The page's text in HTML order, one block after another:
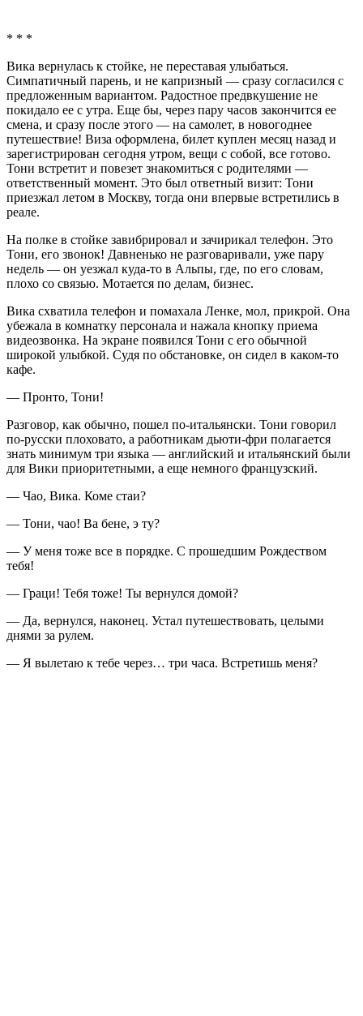
* * *
Вика вернулась к стойке, не переставая улыбаться.
Симпатичный парень, и не капризный — сразу согласился с
предложенным вариантом. Радостное предвкушение не
покидало ее с утра. Еще бы, через пару часов закончится ее
смена, и сразу после этого — на самолет, в новогоднее
путешествие! Виза оформлена, билет куплен месяц назад и
зарегистрирован сегодня утром, вещи с собой, все готово.
Тони встретит и повезет знакомиться с родителями —
ответственный момент. Это был ответный визит: Тони
приезжал летом в Москву, тогда они впервые встретились в
реале.
На полке в стойке завибрировал и зачирикал телефон. Это
Тони, его звонок! Давненько не разговаривали, уже пару
недель — он уезжал куда-то в Альпы, где, по его словам,
плохо со связью. Мотается по делам, бизнес.
Вика схватила телефон и помахала Ленке, мол, прикрой. Она
убежала в комнатку персонала и нажала кнопку приема
видеозвонка. На экране появился Тони с его обычной
широкой улыбкой. Судя по обстановке, он сидел в каком-то
кафе.
— Пронто, Тони!
Разговор, как обычно, пошел по-итальянски. Тони говорил
по-русски плоховато, а работникам дьюти-фри полагается
знать минимум три языка — английский и итальянский были
для Вики приоритетными, а еще немного французский.
— Чао, Вика. Коме стаи?
— Тони, чао! Ва бене, э ту?
— У меня тоже все в порядке. С прошедшим Рождеством
тебя!
— Граци! Тебя тоже! Ты вернулся домой?
— Да, вернулся, наконец. Устал путешествовать, целыми
днями за рулем.
— Я вылетаю к тебе через… три часа. Встретишь меня?